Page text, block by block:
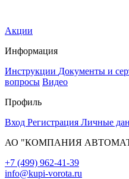
Акции
Информация
Инструкции Документы и
вопросы Видео
Профиль
Вход Регистрация Личные
АО "КОМПАНИЯ
+7 (499) 962-41-39
info@kupi-vorota.ru